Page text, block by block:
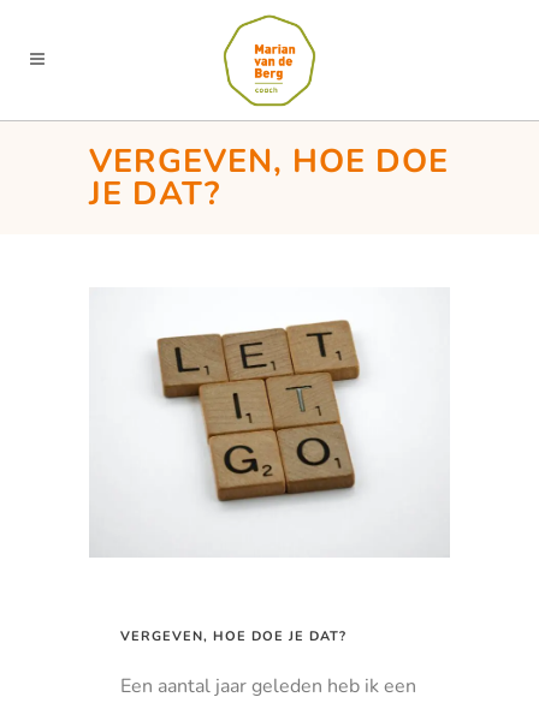
VERGEVEN, HOE DOE
JE DAT?
VERGEVEN, HOE DOE JE DAT?
Een aantal jaar geleden heb ik een